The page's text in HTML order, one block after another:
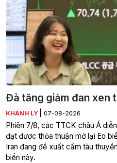
Đà tăng giảm đan xen
KHÁNH LY 07-08-2026
Phiên 7/8, các TTCK châu Á
đạt được thỏa thuận mở lại Eo
Iran đang đề xuất cấm tàu
biển này.